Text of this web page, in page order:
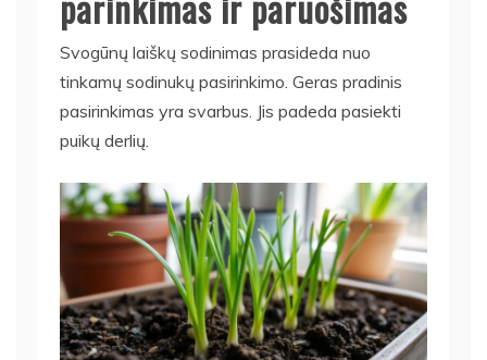
Svogūnų laiškų sodinimas prasideda nuo
tinkamų sodinukų pasirinkimo. Geras pradinis
pasirinkimas yra svarbus. Jis padeda pasiekti
puikų derlių.